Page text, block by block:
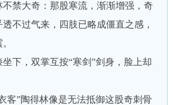
大奇：那股寒流，渐渐增强，奇
不过气来，四肢已略成僵直之感，
，双掌互按“寒剑”剑身，脸上却
”陶得林像是无法抵御这股奇刺骨